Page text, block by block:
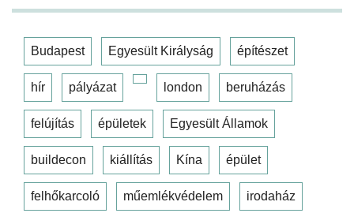
Budapest Egyesült Királyság építészet
hír pályázat london beruházás
felújítás épületek Egyesült Államok
buildecon kiállítás Kína épület
felhőkarcoló műemlékvédelem irodaház